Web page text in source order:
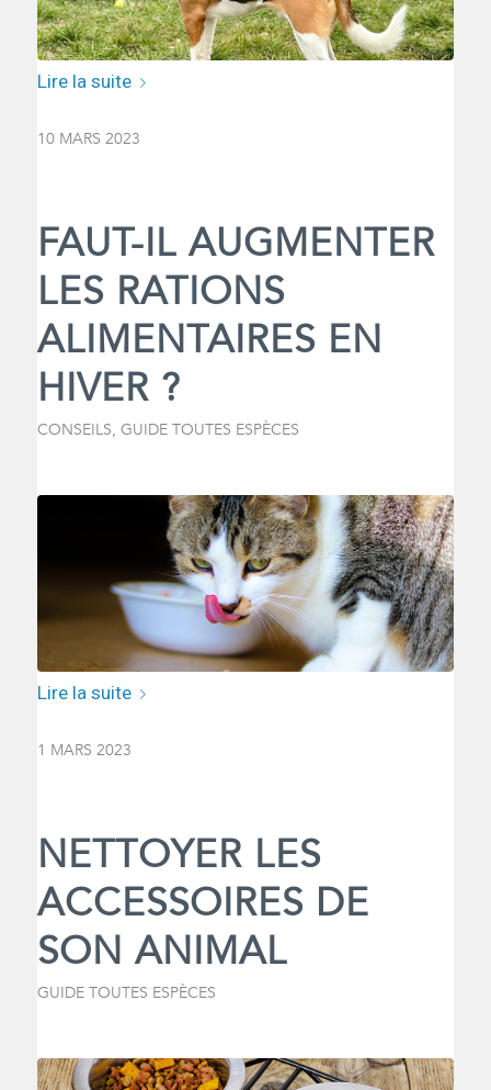
Lire la suite
10 MARS 2023
FAUT-IL AUGMENTER
LES RATIONS
ALIMENTAIRES EN
HIVER ?
CONSEILS, GUIDE TOUTES ESPÈCES
Lire la suite
1 MARS 2023
NETTOYER LES
ACCESSOIRES DE
SON ANIMAL
GUIDE TOUTES ESPÈCES